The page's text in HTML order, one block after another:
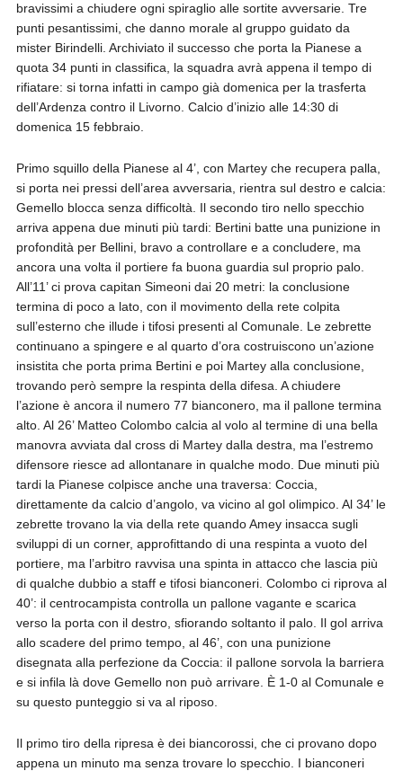
bravissimi a chiudere ogni spiraglio alle sortite avversarie. Tre
punti pesantissimi, che danno morale al gruppo guidato da
mister Birindelli. Archiviato il successo che porta la Pianese a
quota 34 punti in classifica, la squadra avrà appena il tempo di
rifiatare: si torna infatti in campo già domenica per la trasferta
dell’Ardenza contro il Livorno. Calcio d’inizio alle 14:30 di
domenica 15 febbraio.
Primo squillo della Pianese al 4’, con Martey che recupera palla,
si porta nei pressi dell’area avversaria, rientra sul destro e calcia:
Gemello blocca senza difficoltà. Il secondo tiro nello specchio
arriva appena due minuti più tardi: Bertini batte una punizione in
profondità per Bellini, bravo a controllare e a concludere, ma
ancora una volta il portiere fa buona guardia sul proprio palo.
All’11’ ci prova capitan Simeoni dai 20 metri: la conclusione
termina di poco a lato, con il movimento della rete colpita
sull’esterno che illude i tifosi presenti al Comunale. Le zebrette
continuano a spingere e al quarto d’ora costruiscono un’azione
insistita che porta prima Bertini e poi Martey alla conclusione,
trovando però sempre la respinta della difesa. A chiudere
l’azione è ancora il numero 77 bianconero, ma il pallone termina
alto. Al 26’ Matteo Colombo calcia al volo al termine di una bella
manovra avviata dal cross di Martey dalla destra, ma l’estremo
difensore riesce ad allontanare in qualche modo. Due minuti più
tardi la Pianese colpisce anche una traversa: Coccia,
direttamente da calcio d’angolo, va vicino al gol olimpico. Al 34’ le
zebrette trovano la via della rete quando Amey insacca sugli
sviluppi di un corner, approfittando di una respinta a vuoto del
portiere, ma l’arbitro ravvisa una spinta in attacco che lascia più
di qualche dubbio a staff e tifosi bianconeri. Colombo ci riprova al
40’: il centrocampista controlla un pallone vagante e scarica
verso la porta con il destro, sfiorando soltanto il palo. Il gol arriva
allo scadere del primo tempo, al 46’, con una punizione
disegnata alla perfezione da Coccia: il pallone sorvola la barriera
e si infila là dove Gemello non può arrivare. È 1-0 al Comunale e
su questo punteggio si va al riposo.
Il primo tiro della ripresa è dei biancorossi, che ci provano dopo
appena un minuto ma senza trovare lo specchio. I bianconeri